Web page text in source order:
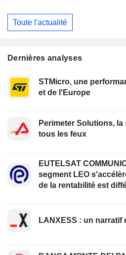
Toute l'actualité
Dernières analyses
STMicro, une
et de l'Europe
Perimeter Solutions,
tous les feux
EUTELSAT
segment LEO
de la rentabilité est
LANXESS : un